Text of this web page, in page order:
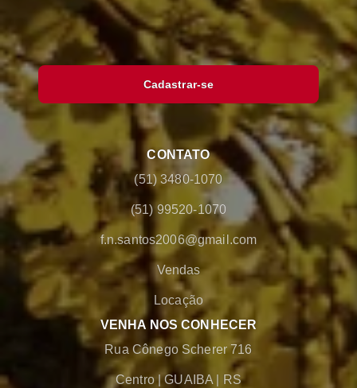
Cadastrar-se
CONTATO
(51) 3480-1070
(51) 99520-1070
f.n.santos2006@gmail.com
Vendas
Locação
VENHA NOS CONHECER
Rua Cônego Scherer 716
Centro |GUAIBA RS